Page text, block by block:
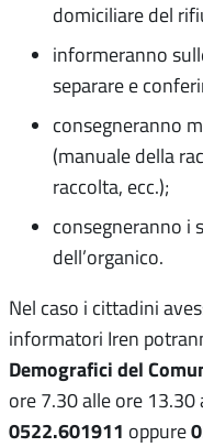
domiciliare del
informeranno
separare e
consegneranno
(manuale della
raccolta, ecc.);
consegneranno i
dell’organico.
Nel caso i cittadini
informatori Iren
Demografici del
ore 7.30 alle ore
0522.601911 oppure